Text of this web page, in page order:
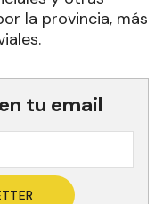
la provincia, más
tu email